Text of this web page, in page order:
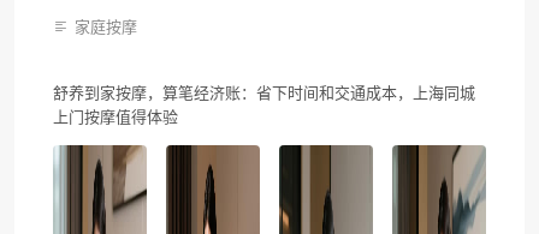
家庭按摩
舒养到家按摩，算笔经济账：省下时间和交通成本，上海同城
上门按摩值得体验